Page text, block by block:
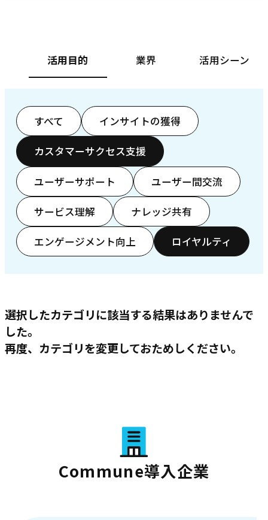
活用目的 業界 活用シーン
すべて インサイトの獲得
カスタマーサクセス支援
ユーザーサポート ユーザー間交流
サービス理解 ナレッジ共有
エンゲージメント向上 ロイヤルティ
選択したカテゴリに該当する結果はありませんで
した。
再度、カテゴリを変更しておためしください。
Commune導入企業